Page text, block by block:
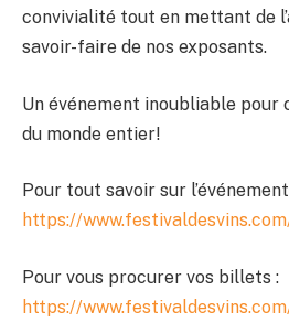
convivialité tout en mettant de
savoir-faire de nos exposants.
Un événement inoubliable
du monde entier!
Pour tout savoir sur
https://
Pour vous procurer vos billets :
https://